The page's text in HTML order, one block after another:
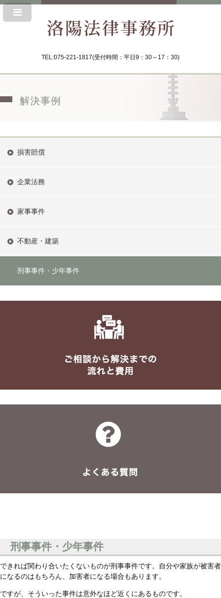
TEL:075-221-1817(受付時間：平日9：30～17：30)
解決事例
損害賠償
企業法務
家事事件
不動産・建築
刑事事件・少年事件
刑事事件・少年事件
できれば関わり合いたくないものが刑事事件です。自分や家族が被害者
になるのはもちろん、加害者になる場合もあります。
ですが、そういった事件は意外なほど近くにあるものです。